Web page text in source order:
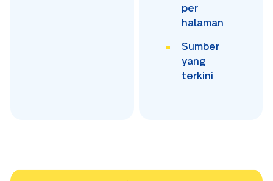
per
halaman
Sumber
yang
terkini